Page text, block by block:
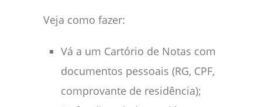
Veja como fazer:
Vá a um Cartório de Notas com
documentos pessoais (RG, CPF,
comprovante de residência);